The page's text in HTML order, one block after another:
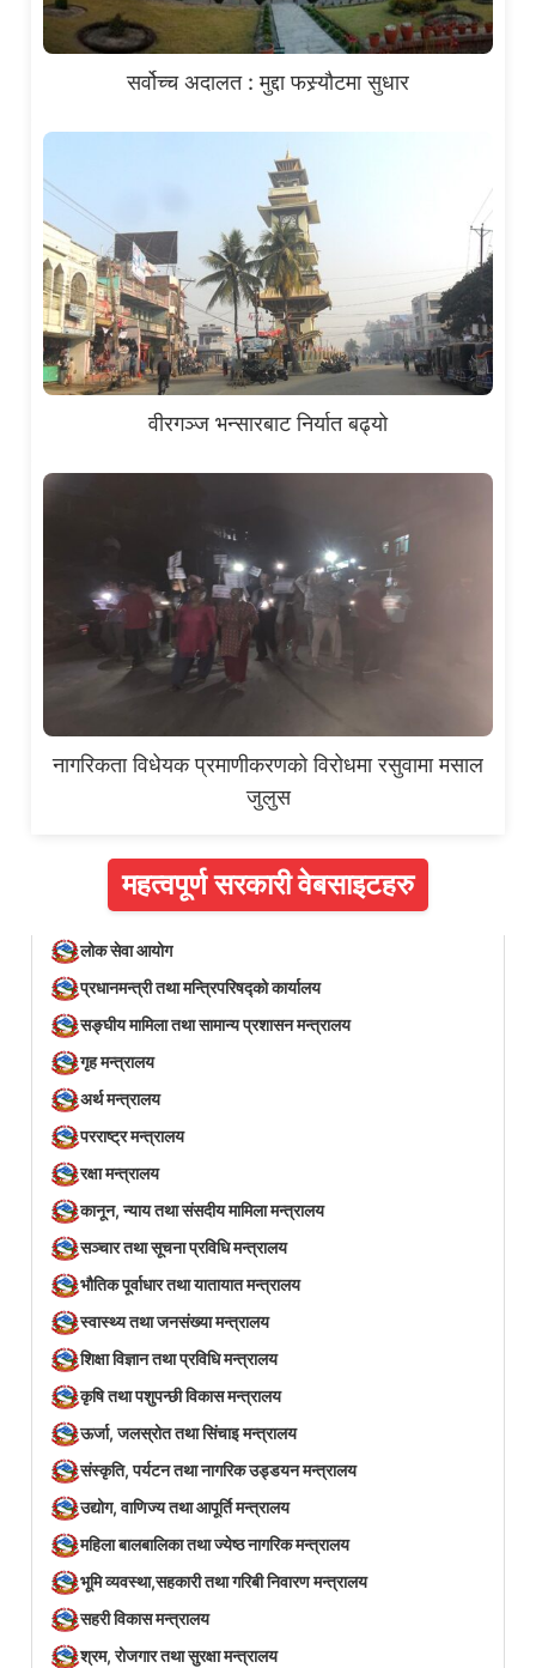
सर्वोच्च अदालत : मुद्दा फस्र्यौटमा सुधार
वीरगञ्ज भन्सारबाट निर्यात बढ्यो
नागरिकता विधेयक प्रमाणीकरणको विरोधमा रसुवामा मसाल
जुलुस
महत्वपूर्ण सरकारी वेबसाइटहरु
लोक सेवा आयोग
प्रधानमन्त्री तथा मन्त्रिपरिषद्को कार्यालय
सङ्घीय मामिला तथा सामान्य प्रशासन मन्त्रालय
गृह मन्त्रालय
अर्थ मन्त्रालय
परराष्ट्र मन्त्रालय
रक्षा मन्त्रालय
कानून, न्याय तथा संसदीय मामिला मन्त्रालय
सञ्‍चार तथा सूचना प्रविधि मन्त्रालय
भौतिक पूर्वाधार तथा यातायात मन्त्रालय
स्वास्थ्य तथा जनसंख्या मन्त्रालय
शिक्षा विज्ञान तथा प्रविधि मन्त्रालय
कृषि तथा पशुपन्छी विकास मन्त्रालय
ऊर्जा, जलस्रोत तथा सिंचाइ मन्त्रालय
संस्कृति, पर्यटन तथा नागरिक उड्डयन मन्त्रालय
उद्योग, वाणिज्य तथा आपूर्ति मन्त्रालय
महिला बालबालिका तथा ज्येष्ठ नागरिक मन्त्रालय
भूमि व्यवस्था,सहकारी तथा गरिबी निवारण मन्त्रालय
सहरी विकास मन्त्रालय
श्रम, रोजगार तथा सुरक्षा मन्त्रालय